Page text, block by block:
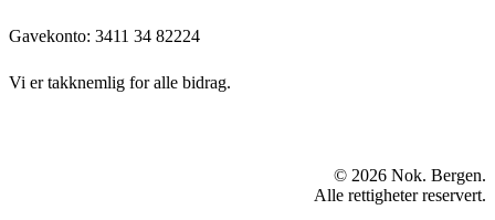
Gavekonto: 3411 34 82224
Vi er takknemlig for alle bidrag.
© 2026 Nok. Bergen.
Alle rettigheter reservert.